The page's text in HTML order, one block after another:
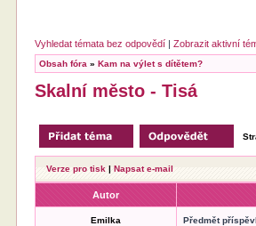
Vyhledat témata bez odpovědí |Zobrazit aktivní
Obsah fóra »Kam na výlet s dítětem?
Skalní město - Tisá
Verze pro tisk |Napsat e-mail
Autor
Emilka Předmět